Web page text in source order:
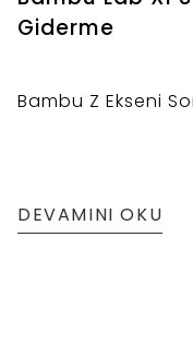
Giderme
Bambu Z Ekseni
DEVAMINI OKU